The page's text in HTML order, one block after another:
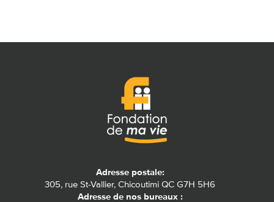
Adresse postale:
305, rue St-Vallier, Chicoutimi QC G7H 5H6
Adresse de nos bureaux :